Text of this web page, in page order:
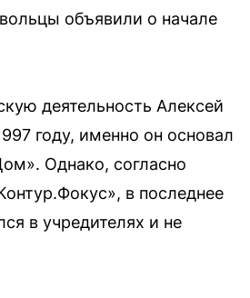
объявили о начале
деятельность Алексей
году, именно он основал
Однако, согласно
в последнее
в учредителях и не